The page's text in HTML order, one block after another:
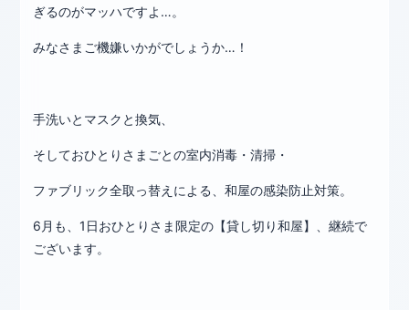
ぎるのがマッハですよ…。
みなさまご機嫌いかがでしょうか…！
手洗いとマスクと換気、
そしておひとりさまごとの室内消毒・清掃・
ファブリック全取っ替えによる、和屋の感染防止対策。
6月も、1日おひとりさま限定の【貸し切り和屋】、継続で
ございます。